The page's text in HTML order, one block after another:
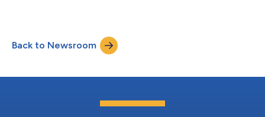
Investitionsrunde - die bisher größte Kapitalbeschaffung für ein
SaaS-Unternehmen im Bereich Nachhaltigkeitsdaten - erhöht
Back to Newsroom